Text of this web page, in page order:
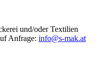
und/oder Textilien
Anfrage: info@s‑mak.at